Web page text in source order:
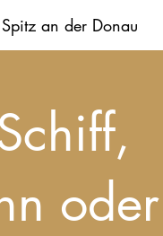
an der Donau
oder